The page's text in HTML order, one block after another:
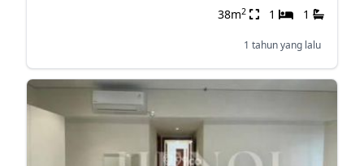
38m2 1 1
1 tahun yang lalu